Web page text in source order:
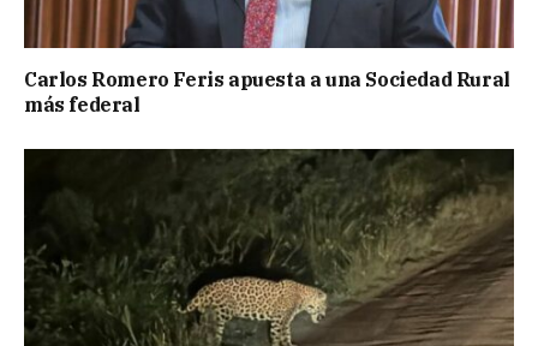
Carlos Romero Feris apuesta a una Sociedad Rural
más federal